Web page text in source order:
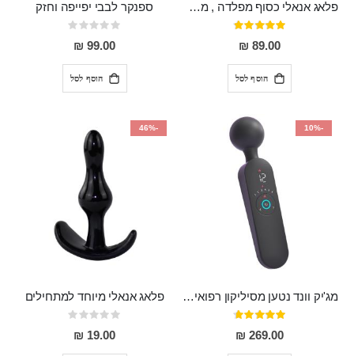
פלאג אנאלי כסוף מפלדה , מתאים ללבישה מתחת לבגדים, בגודל 7.3 על 2.8 ס"מ
דירוג:
97%
89.00 ₪
הוסף לסל
ספנקר לבבי יפייפה וחזק
Rating:
0%
99.00 ₪
הוסף לסל
-10%
מג'יק וונד נטען מסיליקון רפואי חזק בעל 12 מצבי רטט ו6 מהירויות שונות ROMI
דירוג:
93%
269.00 ₪
-46%
פלאג אנאלי מיוחד למתחילים
Rating:
0%
19.00 ₪